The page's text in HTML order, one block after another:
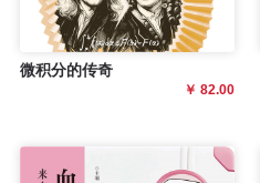
微积分的传奇
￥ 82.00